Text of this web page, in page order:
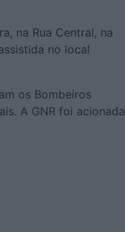
na Rua Central, na
no local
os Bombeiros
A GNR foi acionada